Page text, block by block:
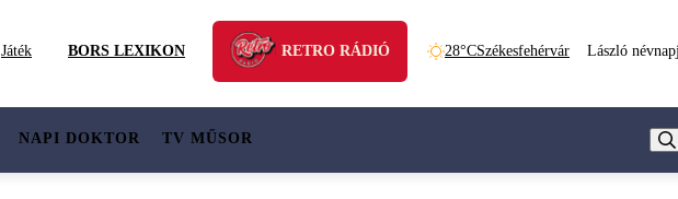
Játék BORS LEXIKON RETRO RÁDIÓ 28°CSzékesfehérvár László
NAPI DOKTOR TV MŰSOR